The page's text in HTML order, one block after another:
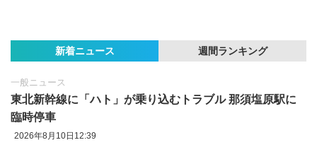
新着ニュース 週間ランキング
一般ニュース
東北新幹線に「ハト」が乗り込むトラブル 那須塩原駅に
臨時停車
2026年8月10日12:39